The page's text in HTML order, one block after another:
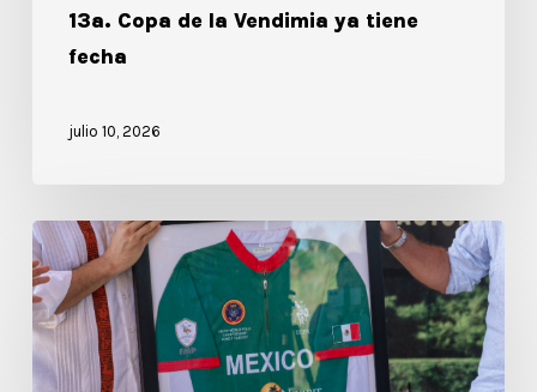
13a. Copa de la Vendimia ya tiene
fecha
julio 10, 2026